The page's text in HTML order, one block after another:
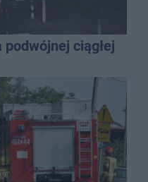
podwójnej ciągłej